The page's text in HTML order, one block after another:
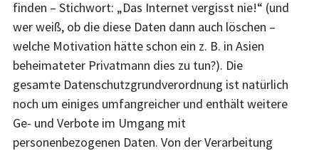
finden – Stichwort: „Das Internet vergisst nie!“ (und
wer weiß, ob die diese Daten dann auch löschen –
welche Motivation hätte schon ein z. B. in Asien
beheimateter Privatmann dies zu tun?). Die
gesamte Datenschutzgrundverordnung ist natürlich
noch um einiges umfangreicher und enthält weitere
Ge- und Verbote im Umgang mit
personenbezogenen Daten. Von der Verarbeitung